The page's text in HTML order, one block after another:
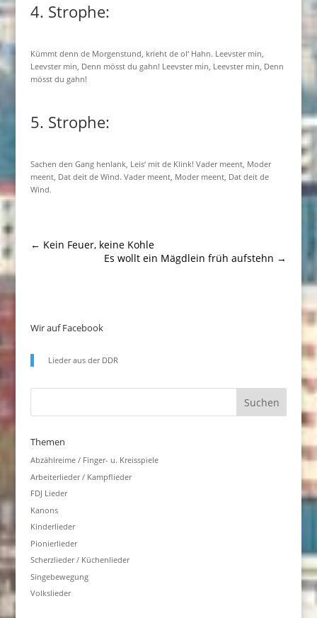
4. Strophe:
Kümmt denn de Morgenstund, krieht de ol‘ Hahn. Leevster min,
Leevster min, Denn mösst du gahn! Leevster min, Leevster min, Denn
mösst du gahn!
5. Strophe:
Sachen den Gang henlank, Leis‘ mit de Klink! Vader meent, Moder
meent, Dat deit de Wind. Vader meent, Moder meent, Dat deit de
Wind.
← Kein Feuer, keine Kohle
Es wollt ein Mägdlein früh aufstehn →
Wir auf Facebook
Lieder aus der DDR
Themen
Abzählreime / Finger- u. Kreisspiele
Arbeiterlieder / Kampflieder
FDJ Lieder
Kanons
Kinderlieder
Pionierlieder
Scherzlieder / Küchenlieder
Singebewegung
Volkslieder